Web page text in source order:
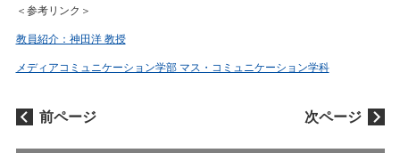
＜参考リンク＞
教員紹介：神田洋 教授
メディアコミュニケーション学部 マス・コミュニケーション学科
前ページ 次ページ